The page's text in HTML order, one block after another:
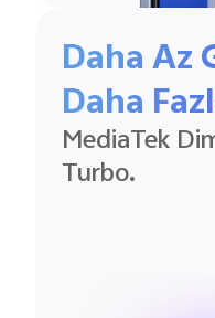
Daha Az
Daha
MediaTek
Turbo.